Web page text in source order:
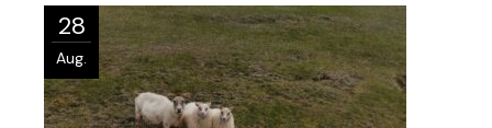
28
Aug.